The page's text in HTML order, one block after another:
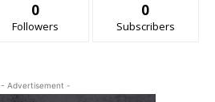
0
Followers
0
Subscribers
- Advertisement -